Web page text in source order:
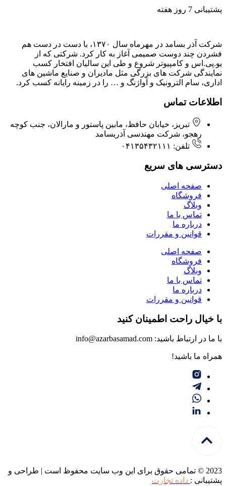
پشتیبانی 7 روز هفته
شرکت آذر بسامد در مهرماه سال ۱۳۷۰، با دست در دست هم
فشردن ‌چند دوست صمیمی آغاز به کار کرد. شرکتی که از
یو.پی.اس و کامپیوتر شروع و طی این سالیان افتخار کسب
نمایندگی شرکت های بزرگی مثل مادیران و صنایع ماشین های
اداری، سام الترونیک و آواژنگ و … را در زمینه رایانه کسب کرد.
اطلاعات تماس
تبریز، خیابان حافظ، مابین پاستور و مارالان، جنب کوچه
رهجو، شرکت مهندسی آذربسامد
تلفن: ۰۴۱۳۵۴۳۲۱۱۱
دسترسی های سریع
صفحه اصلی
فروشگاه
وبلاگ
تماس با ما
درباره ما
قوانین و مقررات
صفحه اصلی
فروشگاه
وبلاگ
تماس با ما
درباره ما
قوانین و مقررات
با خیال راحت اطمینان کنید
با ما در ارتباط باشید: info@azarbasamad.com
همراه ما باشید!
2023 © تمامی حقوق برای این وب سایت محفوظ است | طراحی و
پشتیبانی : داده تجارت